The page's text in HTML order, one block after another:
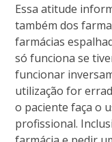
Essa atitude
também dos
farmácias
só funciona se
funcionar
utilização for
o paciente faça o
profissional.